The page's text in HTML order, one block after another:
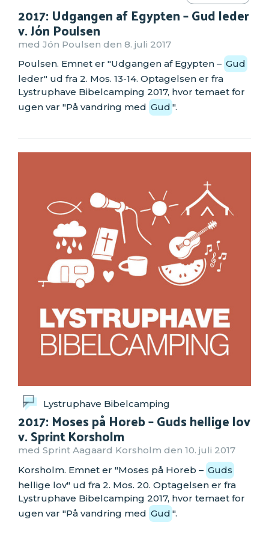
2017: Udgangen af Egypten – Gud leder
v. Jón Poulsen
med Jón Poulsen den 8. juli 2017
Poulsen. Emnet er "Udgangen af Egypten – Gud
leder" ud fra 2. Mos. 13-14. Optagelsen er fra
Lystruphave Bibelcamping 2017, hvor temaet for
ugen var "På vandring med Gud ".
Lystruphave Bibelcamping
2017: Moses på Horeb – Guds hellige lov
v. Sprint Korsholm
med Sprint Aagaard Korsholm den 10. juli 2017
Korsholm. Emnet er "Moses på Horeb – Guds
hellige lov" ud fra 2. Mos. 20. Optagelsen er fra
Lystruphave Bibelcamping 2017, hvor temaet for
ugen var "På vandring med Gud ".